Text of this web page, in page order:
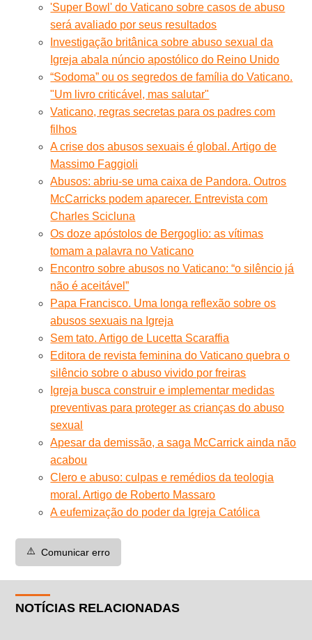
'Super Bowl' do Vaticano sobre casos de abuso
será avaliado por seus resultados
Investigação britânica sobre abuso sexual da
Igreja abala núncio apostólico do Reino Unido
“Sodoma” ou os segredos de família do Vaticano.
"Um livro criticável, mas salutar"
Vaticano, regras secretas para os padres com
filhos
A crise dos abusos sexuais é global. Artigo de
Massimo Faggioli
Abusos: abriu-se uma caixa de Pandora. Outros
McCarricks podem aparecer. Entrevista com
Charles Scicluna
Os doze apóstolos de Bergoglio: as vítimas
tomam a palavra no Vaticano
Encontro sobre abusos no Vaticano: “o silêncio já
não é aceitável”
Papa Francisco. Uma longa reflexão sobre os
abusos sexuais na Igreja
Sem tato. Artigo de Lucetta Scaraffia
Editora de revista feminina do Vaticano quebra o
silêncio sobre o abuso vivido por freiras
Igreja busca construir e implementar medidas
preventivas para proteger as crianças do abuso
sexual
Apesar da demissão, a saga McCarrick ainda não
acabou
Clero e abuso: culpas e remédios da teologia
moral. Artigo de Roberto Massaro
A eufemização do poder da Igreja Católica
⚠️ Comunicar erro
NOTÍCIAS RELACIONADAS